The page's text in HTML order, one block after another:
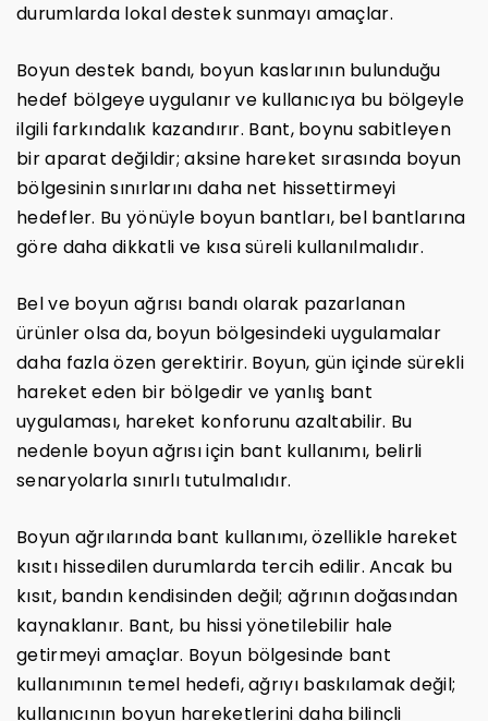
durumlarda lokal destek sunmayı amaçlar.
Boyun destek bandı, boyun kaslarının bulunduğu
hedef bölgeye uygulanır ve kullanıcıya bu bölgeyle
ilgili farkındalık kazandırır. Bant, boynu sabitleyen
bir aparat değildir; aksine hareket sırasında boyun
bölgesinin sınırlarını daha net hissettirmeyi
hedefler. Bu yönüyle boyun bantları, bel bantlarına
göre daha dikkatli ve kısa süreli kullanılmalıdır.
Bel ve boyun ağrısı bandı olarak pazarlanan
ürünler olsa da, boyun bölgesindeki uygulamalar
daha fazla özen gerektirir. Boyun, gün içinde sürekli
hareket eden bir bölgedir ve yanlış bant
uygulaması, hareket konforunu azaltabilir. Bu
nedenle boyun ağrısı için bant kullanımı, belirli
senaryolarla sınırlı tutulmalıdır.
Boyun ağrılarında bant kullanımı, özellikle hareket
kısıtı hissedilen durumlarda tercih edilir. Ancak bu
kısıt, bandın kendisinden değil; ağrının doğasından
kaynaklanır. Bant, bu hissi yönetilebilir hale
getirmeyi amaçlar. Boyun bölgesinde bant
kullanımının temel hedefi, ağrıyı baskılamak değil;
kullanıcının boyun hareketlerini daha bilinçli